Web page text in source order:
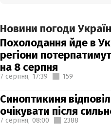
Новини погоди
Похолодання йде в
регіони
на 8 серпня
7 серпня, 17:39 159
Синоптикиня
очікувати після
7 серпня, 08:00 2388